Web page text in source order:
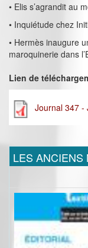
• Elis s’agrandit au
• Inquiétude chez
• Hermès inaugure
maroquinerie dans
Lien de
Journal 347 -
LES ANCIENS